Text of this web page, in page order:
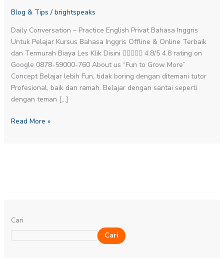
Blog & Tips / brightspeaks
Daily Conversation – Practice English​ Privat Bahasa Inggris
Untuk Pelajar Kursus Bahasa Inggris Offline & Online Terbaik
dan Termurah Biaya Les Klik Disini  4.8/5 4.8 rating on
Google 0878-59000-760 About us “Fun to Grow More”
Concept Belajar lebih Fun, tidak boring dengan ditemani tutor
Profesional, baik dan ramah. Belajar dengan santai seperti
dengan teman […]
Read More »
Cari
Cari